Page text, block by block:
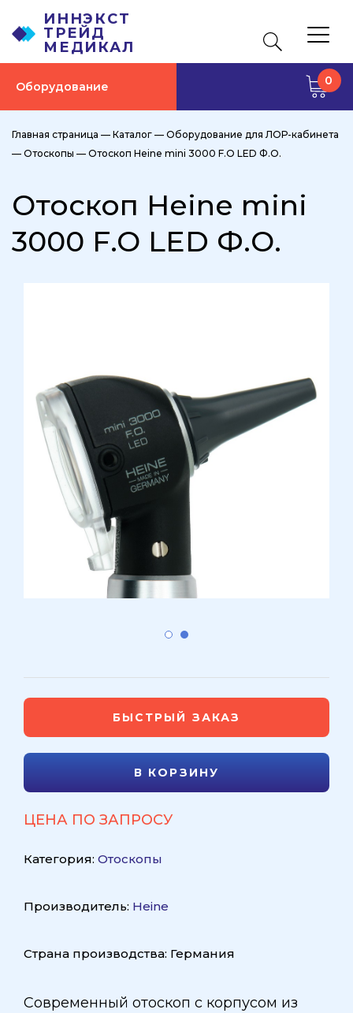
ИННЭКСТ
ТРЕЙД
МЕДИКАЛ
0
Оборудование
Главная страница — Каталог — Оборудование для ЛОР-кабинета
— Отоскопы — Отоскоп Heine mini 3000 F.O LED Ф.О.
Отоскоп Heine mini
3000 F.O LED Ф.О.
БЫСТРЫЙ ЗАКАЗ
В КОРЗИНУ
ЦЕНА ПО ЗАПРОСУ
Категория: Отоскопы
Производитель: Heine
Страна производства: Германия
Современный отоскоп с корпусом из